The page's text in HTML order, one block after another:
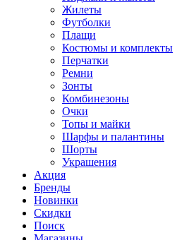
Жилеты
Футболки
Плащи
Костюмы и комплекты
Перчатки
Ремни
Зонты
Комбинезоны
Очки
Топы и майки
Шарфы и палантины
Шорты
Украшения
Акция
Бренды
Новинки
Скидки
Поиск